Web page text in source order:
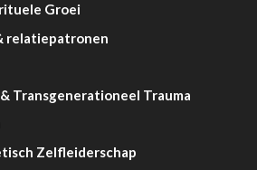
Groei
relatiepatronen
Transgenerationeel Trauma
Zelfleiderschap